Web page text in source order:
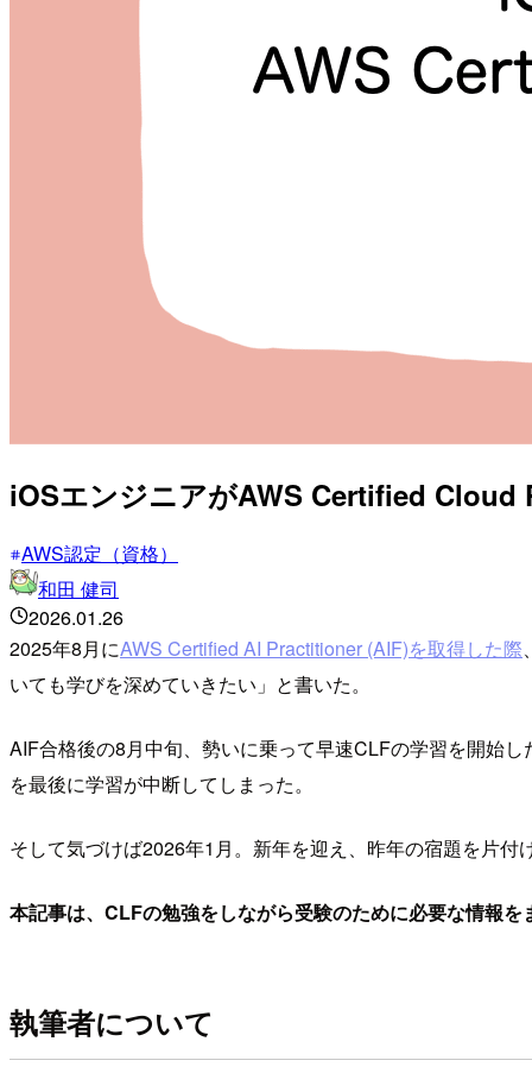
iOSエンジニアがAWS Certified Cloud
AWS認定（資格）
和田 健司
2026.01.26
2025年8月にAWS Certified AI Practitioner (AIF)を取得した際
いても学びを深めていきたい」と書いた。
AIF合格後の8月中旬、勢いに乗って早速CLFの学習を開始
を最後に学習が中断してしまった。
そして気づけば2026年1月。新年を迎え、昨年の宿題を片
本記事は、CLFの勉強をしながら受験のために必要な情報
執筆者について